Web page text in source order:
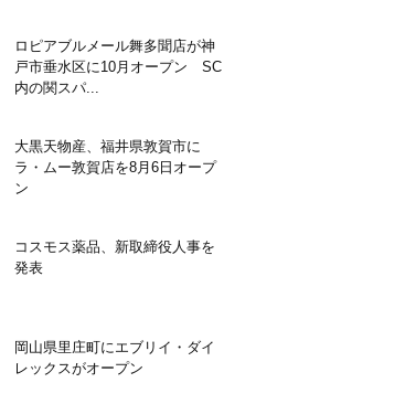
ロピアブルメール舞多聞店が神
戸市垂水区に10月オープン SC
内の関スパ...
大黒天物産、福井県敦賀市に
ラ・ムー敦賀店を8月6日オープ
ン
コスモス薬品、新取締役人事を
発表
岡山県里庄町にエブリイ・ダイ
レックスがオープン